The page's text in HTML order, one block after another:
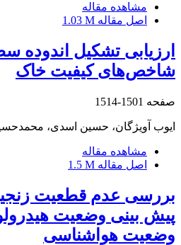
مشاهده مقاله
اصل مقاله 1.03 M
ارزیابی تشکیل اندوده
شاخص‌های کیفیت خاک
صفحه 1501-1514
ایوب آویژگان، حسین اسدی،
مشاهده مقاله
اصل مقاله 1.5 M
بررسی عدم قطعیت
پیش بینی وضعیت
وضعیت هواشناسی